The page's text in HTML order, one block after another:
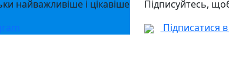
найважливіше і цікавіше
Підписуйтесь,
Підписатися